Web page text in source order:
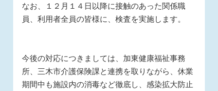
なお、１２月１４日以降に接触のあった関係職
員、利用者全員の皆様に、検査を実施します。
今後の対応につきましては、加東健康福祉事務
所、三木市介護保険課と連携を取りながら、休業
期間中も施設内の消毒など徹底し、感染拡大防止